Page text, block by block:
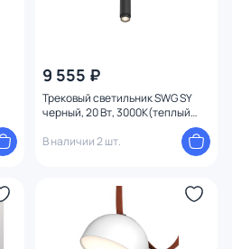
9 555 ₽
Трековый светильник SWG SY
черный, 20 Вт, 3000K(теплый
свет) SY-DIM-601242-BL-20-WW
В наличии 2 шт.